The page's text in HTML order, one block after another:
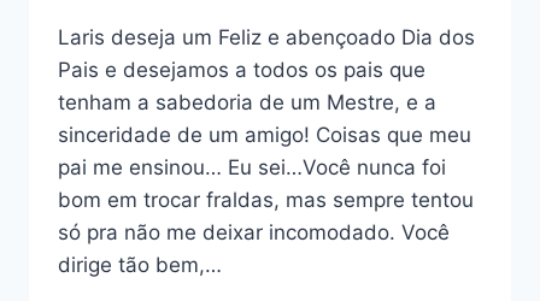
Laris deseja um Feliz e abençoado Dia dos
Pais e desejamos a todos os pais que
tenham a sabedoria de um Mestre, e a
sinceridade de um amigo! Coisas que meu
pai me ensinou… Eu sei…Você nunca foi
bom em trocar fraldas, mas sempre tentou
só pra não me deixar incomodado. Você
dirige tão bem,…